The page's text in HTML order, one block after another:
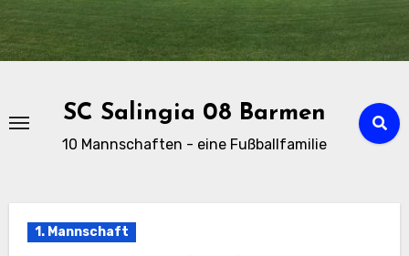
SC Salingia 08 Barmen
10 Mannschaften - eine Fußballfamilie
1. Mannschaft